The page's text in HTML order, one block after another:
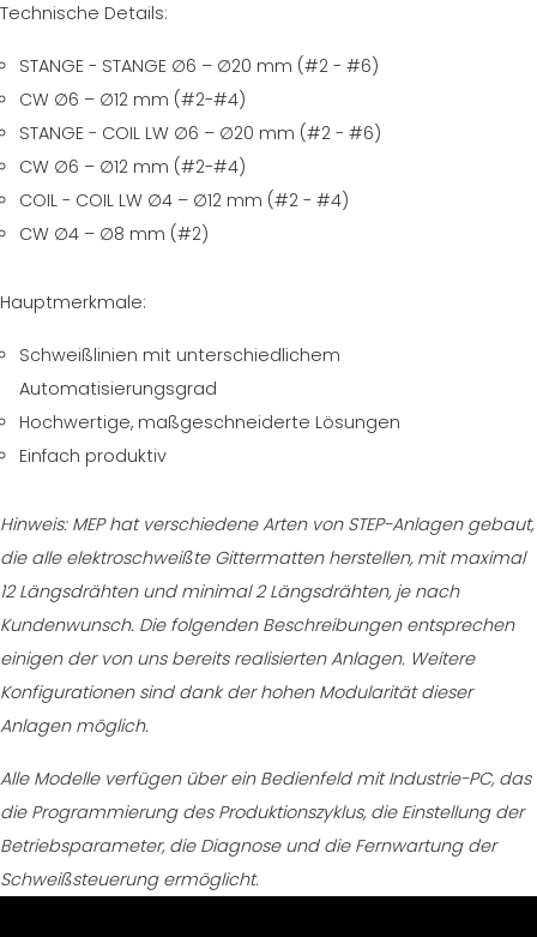
Technische Details:
STANGE - STANGE ∅6 – ∅20 mm (#2 - #6)
CW ∅6 – ∅12 mm (#2-#4)
STANGE - COIL LW ∅6 – ∅20 mm (#2 - #6)
CW ∅6 – ∅12 mm (#2-#4)
COIL - COIL LW ∅4 – ∅12 mm (#2 - #4)
CW ∅4 – ∅8 mm (#2)
Hauptmerkmale:
Schweißlinien mit unterschiedlichem
Automatisierungsgrad
Hochwertige, maßgeschneiderte Lösungen
Einfach produktiv
Hinweis: MEP hat verschiedene Arten von STEP-Anlagen gebaut,
die alle elektroschweißte Gittermatten herstellen, mit maximal
12 Längsdrähten und minimal 2 Längsdrähten, je nach
Kundenwunsch. Die folgenden Beschreibungen entsprechen
einigen der von uns bereits realisierten Anlagen. Weitere
Konfigurationen sind dank der hohen Modularität dieser
Anlagen möglich.
Alle Modelle verfügen über ein Bedienfeld mit Industrie-PC, das
die Programmierung des Produktionszyklus, die Einstellung der
Betriebsparameter, die Diagnose und die Fernwartung der
Schweißsteuerung ermöglicht.